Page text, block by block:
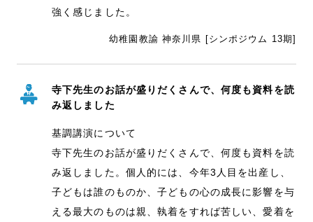
強く感じました。
幼稚園教諭 神奈川県 [シンポジウム 13期]
寺下先生のお話が盛りだくさんで、何度も資料を読
み返しました
基調講演について
寺下先生のお話が盛りだくさんで、何度も資料を読
み返しました。個人的には、今年3人目を出産し、
子どもは誰のものか、子どもの心の成長に影響を与
える最大のものは親、執着をすれば苦しい、愛着を